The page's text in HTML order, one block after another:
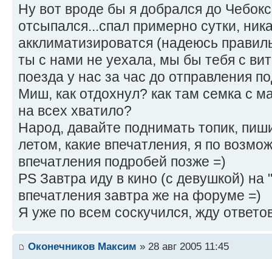
Ну вот вроде бы я добрался до
отсыпался...спал примерно сутки,
акклиматизироватся (надеюсь
ты с нами не уехала, мы бы тебя с
поезда у нас за час до отправления
Миш, как отдохнул? как там семка с
на всех хватило?
Народ, давайте поднимать топик,
летом, какие впечатления, я по
впечатления подробей позже =)
PS Завтра иду в кино (с девушкой)
впечатления завтра же на форуме =)
Я уже по всем соскучился, жду
Оконечников Максим » 28 авг 2005 11:45